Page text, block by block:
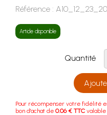
Référence : A10_12_23_20
Article disponible
Quantité
Pour récompenser votre fidélité
bon d'achat de 0.06 € TTC valable